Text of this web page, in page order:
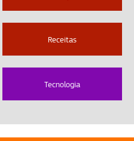
Receitas
Tecnologia